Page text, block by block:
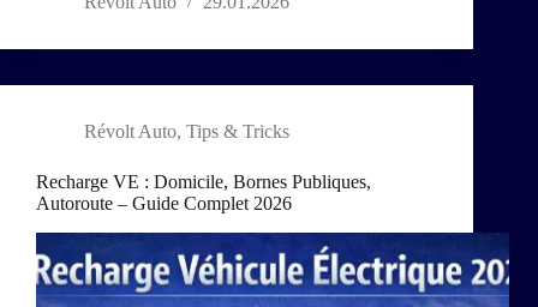
Révolt Auto, Tips & Tricks
Recharge VE : Domicile, Bornes Publiques,
Autoroute – Guide Complet 2026